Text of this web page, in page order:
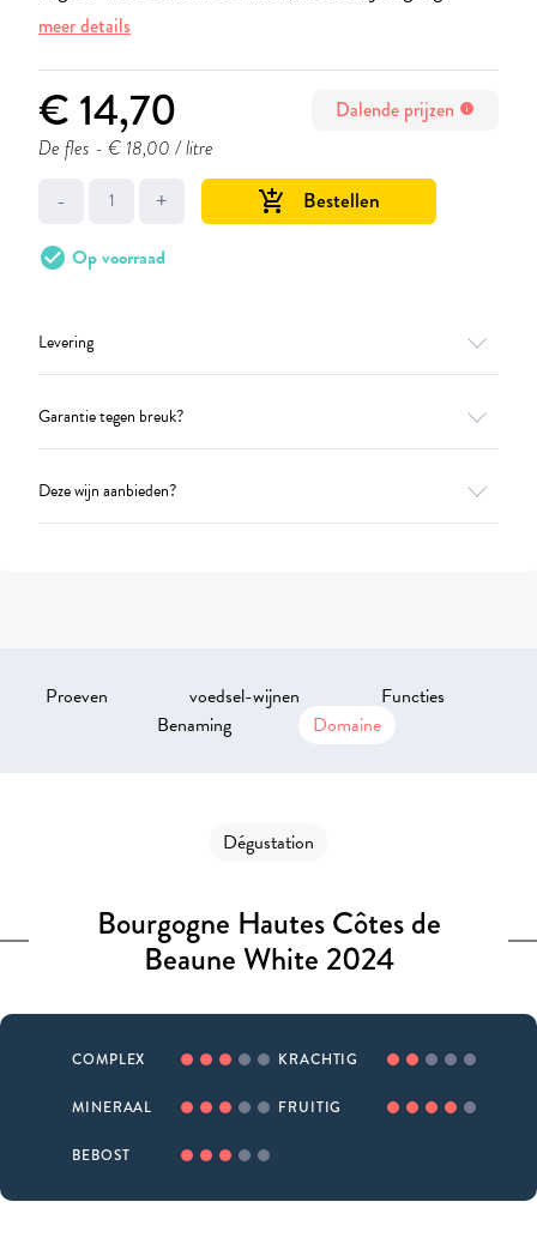
meer details
€ 14,70 Dalende prijzen info
De fles - € 18,00 / litre
- + add_shopping_cart Bestellen
check_circle Op voorraad
Levering
Garantie tegen breuk?
Deze wijn aanbieden?
Proeven voedsel-wijnen
Functies
Benaming
Domaine
Dégustation
Bourgogne Hautes Côtes de
Beaune White 2024
COMPLEX KRACHTIG
MINERAAL FRUITIG
BEBOST